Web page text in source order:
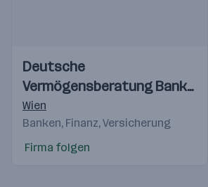
Videos
Einblicke
Einblicke
Deutsche
Vermögensberatung Bank
AG
Wien
Banken, Finanz, Versicherung
Firma folgen